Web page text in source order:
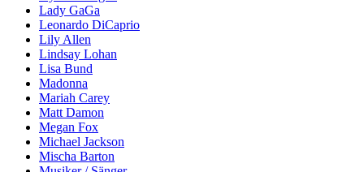
Lady GaGa
Leonardo DiCaprio
Lily Allen
Lindsay Lohan
Lisa Bund
Madonna
Mariah Carey
Matt Damon
Megan Fox
Michael Jackson
Mischa Barton